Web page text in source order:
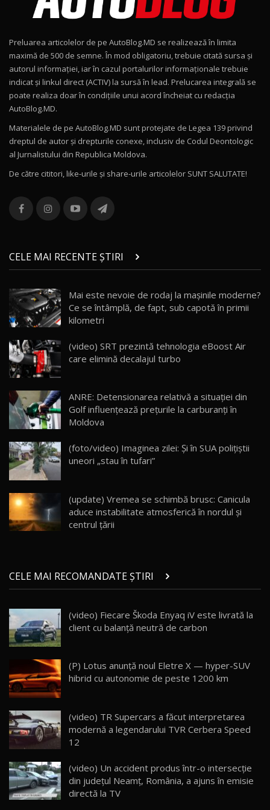
Noul Geely EX2 / Test Drive AutoBlog.MD
15:22
Mercedes-AMG E 53 HYBRID 4MATIC+ / Test
Drive AutoBlog.MD
16:27
11
Noul Volvo ES90 / Test Drive AutoBlog.MD
12
Noul MG HS / Test Drive AutoBlog.MD
16:48
13
combină aventura cu luxul / AutoBlog.MD
36:08
chinez care face lumea să se întoarcă după el
/ AutoBlog.MD
17:27
15 14:37
16
AutoBlogMD
13:10
17 20:06
30:08
AutoBlog.MD
23:36
20
Noul ZEEKR 7X / Test Drive AutoBlog.MD
29:08
21
Micul BYD Dolphin Surf / Test Drive
AutoBlog.MD
16:59
22
Noua Mazda 6e / Test Drive AutoBlog.MD
26:59
23
Lynk & Co 01 / Test Drive AutoBlog.MD
25:19
24
ZEEKR 009: Cel mai Performant și Confortabil
Van Electric Testat în Moldova / AutoBlog.MD
26:38
25
mai Exclusiv și Puternic Defender Testat în
Moldova
32:21
Preluarea articolelor de pe AutoBlog.MD se realizează în limita
maximă de 500 de semne. În mod obligatoriu, trebuie citată sursa și
autorul informației, iar în cazul portalurilor informaționale trebuie
indicat și linkul direct (ACTIV) la sursă în lead. Prelucarea integrală se
poate realiza doar în condițiile unui acord încheiat cu redacţia
AutoBlog.MD.
Materialele de pe AutoBlog.MD sunt protejate de Legea 139 privind
dreptul de autor și drepturile conexe, inclusiv de Codul Deontologic
al Jurnalistului din Republica Moldova.
De către cititori, like-urile şi share-urile articolelor SUNT SALUTATE!
CELE MAI RECENTE ȘTIRI
Mai este nevoie de rodaj la mașinile moderne?
Ce se întâmplă, de fapt, sub capotă în primii
kilometri
(video) SRT prezintă tehnologia eBoost Air
care elimină decalajul turbo
ANRE: Detensionarea relativă a situației din
Golf influențează prețurile la carburanți în
Moldova
(foto/video) Imaginea zilei: Și în SUA polițiștii
uneori „stau în tufari”
(update) Vremea se schimbă brusc: Canicula
aduce instabilitate atmosferică în nordul și
centrul țării
CELE MAI RECOMANDATE ȘTIRI
(video) Fiecare Škoda Enyaq iV este livrată la
client cu balanță neutră de carbon
(P) Lotus anunță noul Eletre X — hyper-SUV
hibrid cu autonomie de peste 1200 km
(video) TR Supercars a făcut interpretarea
modernă a legendarului TVR Cerbera Speed ​​
12
(video) Un accident produs într-o intersecție
din judeţul Neamţ, România, a ajuns în emisie
directă la TV